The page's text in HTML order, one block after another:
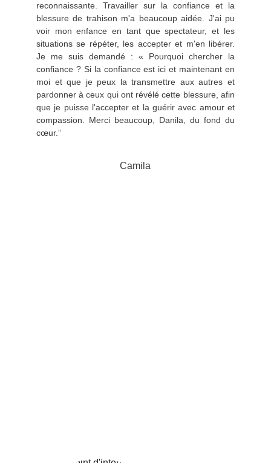
reconnaissante. Travailler sur la confiance et la
blessure de trahison m'a beaucoup aidée. J'ai pu
voir mon enfance en tant que spectateur, et les
situations se répéter, les accepter et m'en libérer.
Je me suis demandé : « Pourquoi chercher la
confiance ? Si la confiance est ici et maintenant en
moi et que je peux la transmettre aux autres et
pardonner à ceux qui ont révélé cette blessure, afin
que je puisse l'accepter et la guérir avec amour et
compassion. Merci beaucoup, Danila, du fond du
cœur.”
Camila